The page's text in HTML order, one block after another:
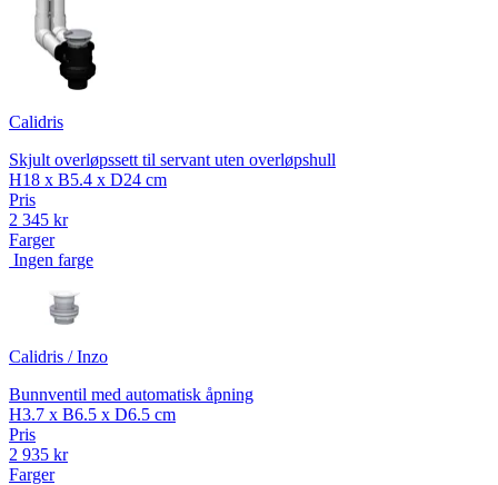
Calidris
Skjult overløpssett til servant uten overløpshull
H18 x B5.4 x D24 cm
Pris
2 345 kr
Farger
Ingen farge
Calidris / Inzo
Bunnventil med automatisk åpning
H3.7 x B6.5 x D6.5 cm
Pris
2 935 kr
Farger